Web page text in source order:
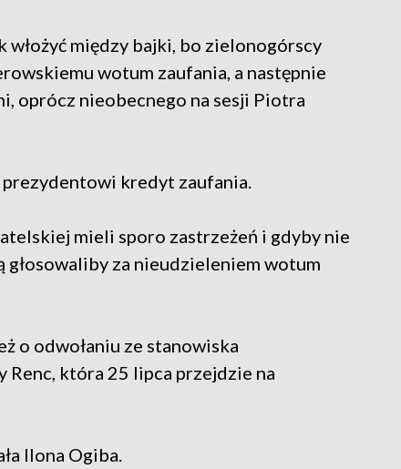
włożyć między bajki, bo zielonogórscy
wotum zaufania, a następnie
oprócz nieobecnego na sesji Piotra
prezydentowi kredyt zaufania.
mieli sporo zastrzeżeń i gdyby nie
za nieudzieleniem wotum
o odwołaniu ze stanowiska
Renc, która 25 lipca przejdzie na
Ilona Ogiba.